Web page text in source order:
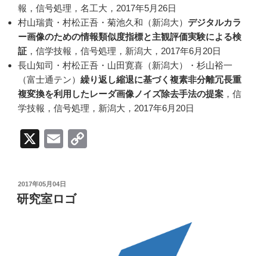
報，信号処理，名工大，2017年5月26日
村山瑞貴・村松正吾・菊池久和（新潟大） デジタルカラ
ー画像のための情報類似度指標と主観評価実験による検
証 ，信学技報，信号処理，新潟大，2017年6月20日
長山知司・村松正吾・山田寛喜（新潟大）・杉山裕一
（富士通テン） 繰り返し縮退に基づく複素非分離冗長重
複変換を利用したレーダ画像ノイズ除去手法の提案 ，信
学技報，信号処理，新潟大，2017年6月20日
X
E
ail
投
稿
日:
2017年05月04日
研究室ロゴ